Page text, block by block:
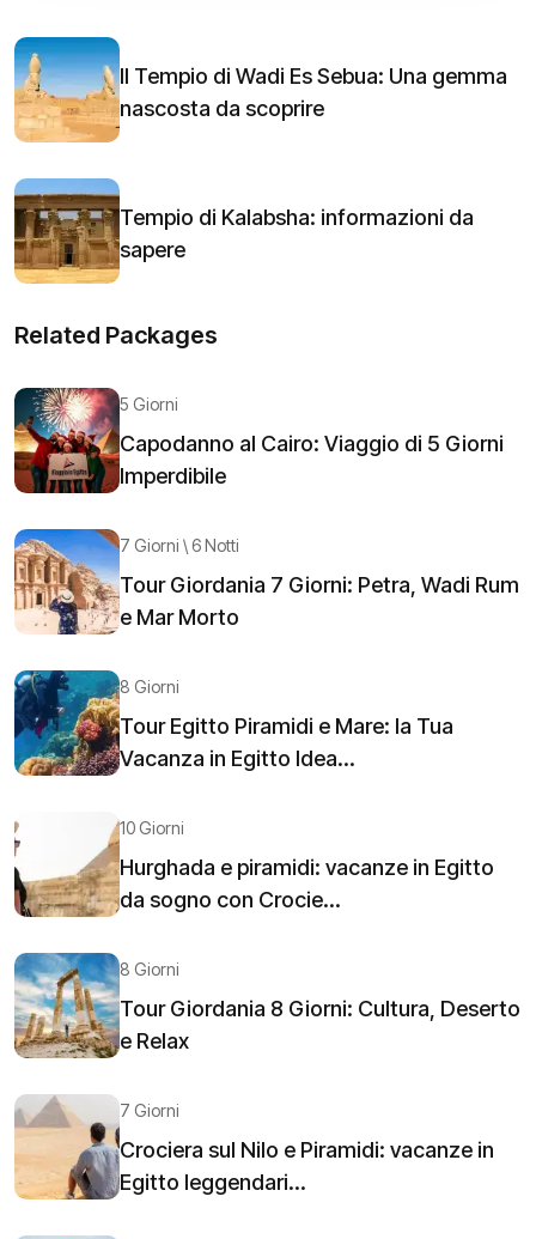
Il Tempio di Wadi Es Sebua: Una gemma
nascosta da scoprire
Tempio di Kalabsha: informazioni da
sapere
Related Packages
5 Giorni
Capodanno al Cairo: Viaggio di 5 Giorni
Imperdibile
7 Giorni \ 6 Notti
Tour Giordania 7 Giorni: Petra, Wadi Rum
e Mar Morto
8 Giorni
Tour Egitto Piramidi e Mare: la Tua
Vacanza in Egitto Idea...
10 Giorni
Hurghada e piramidi: vacanze in Egitto
da sogno con Crocie...
8 Giorni
Tour Giordania 8 Giorni: Cultura, Deserto
e Relax
7 Giorni
Crociera sul Nilo e Piramidi: vacanze in
Egitto leggendari...